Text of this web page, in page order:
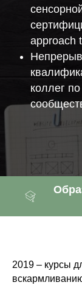
approach
коллег
2019 – курсы